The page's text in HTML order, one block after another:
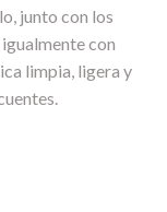
junto con los
con
limpia, ligera y